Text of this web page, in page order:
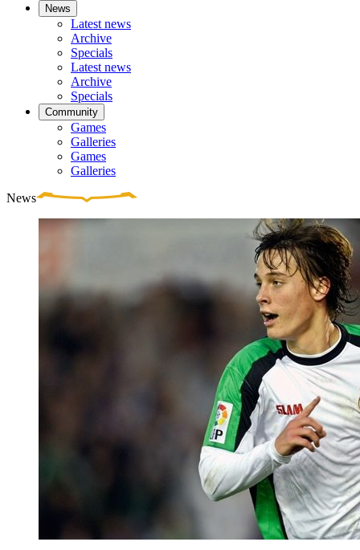
News
Latest news
Archive
Specials
Latest news
Archive
Specials
Community
Games
Galleries
Games
Galleries
News